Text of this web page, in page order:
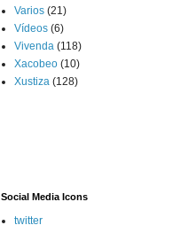
Varios (21)
Vídeos (6)
Vivenda (118)
Xacobeo (10)
Xustiza (128)
Social Media Icons
twitter